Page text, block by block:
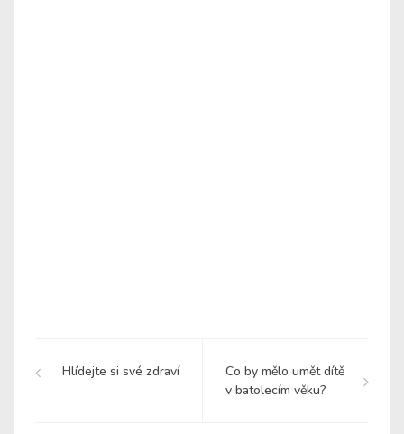
Hlídejte si své zdraví
Co by mělo umět dítě
v batolecím věku?